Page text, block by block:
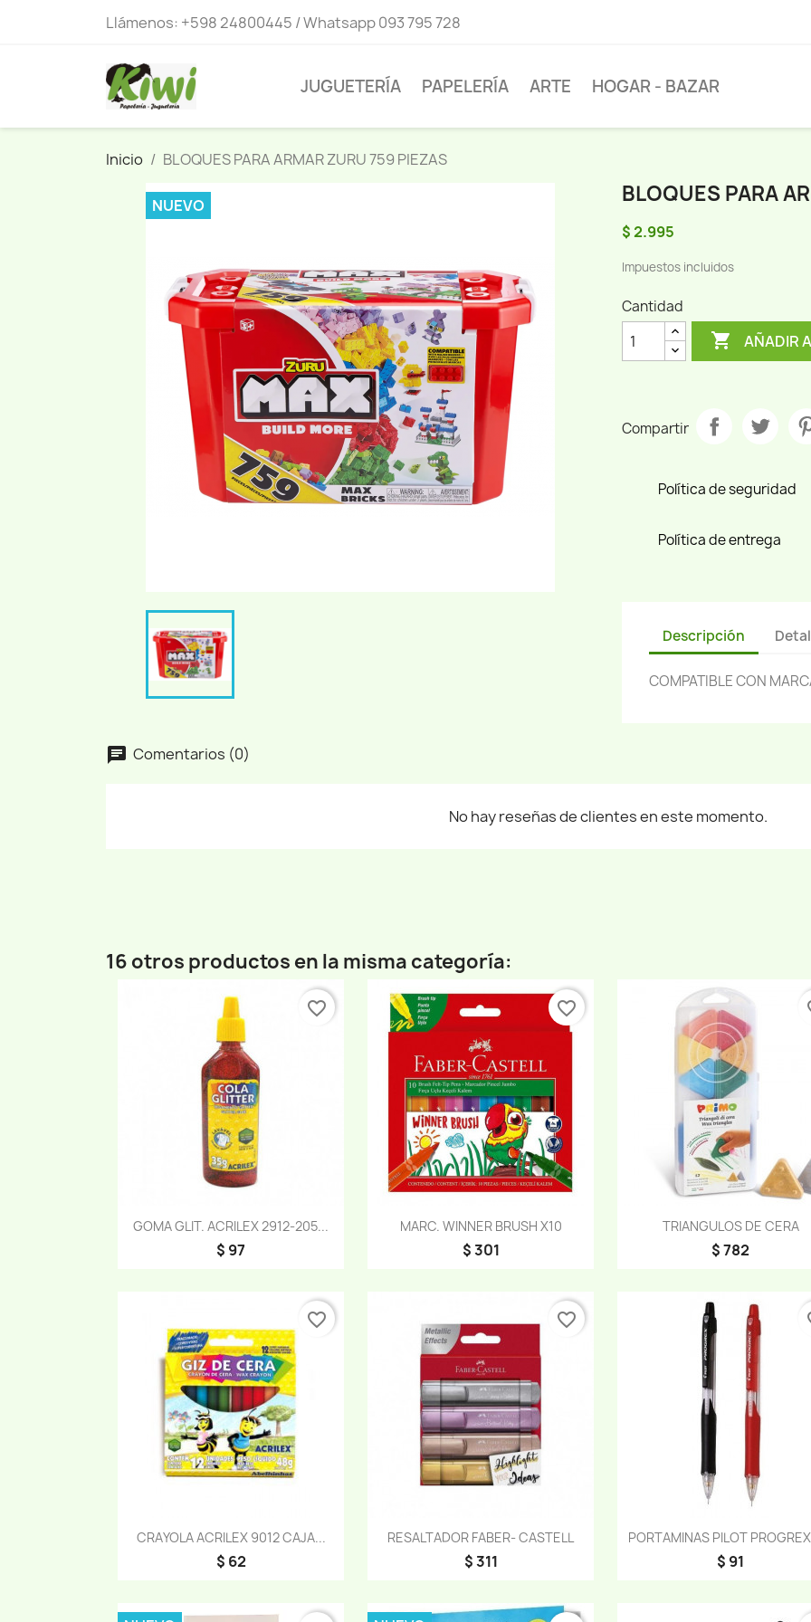
Llámenos: +598 24800445 / Whatsapp 093 795 728
JUGUETERÍA PAPELERÍA ARTE HOGAR - BAZAR
Inicio BLOQUES PARA ARMAR ZURU 759 PIEZAS
NUEVO BLOQUES PARA
$ 2.995
Impuestos incluidos
Cantidad
 AÑADIR
Compartir
Política de seguridad
Política de entrega
Descripción
COMPATIBLE CON
Comentarios (0)
No hay reseñas de clientes en este momento.
16 otros productos en la misma categoría:
GOMA GLIT. ACRILEX 2912-205...
$ 97
Vista rápida
favorite_border
MARC. WINNER BRUSH X10
$ 301
Vista rápida
favorite_border
TRIANGULOS DE CERA
$ 782
Vista rápida
CRAYOLA ACRILEX 9012 CAJA...
$ 62
Vista rápida
favorite_border
RESALTADOR FABER- CASTELL
$ 311
Vista rápida
favorite_border
PORTAMINAS PILOT
$ 91
Vista rápida